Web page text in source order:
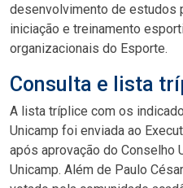
desenvolvimento de estudos
iniciação e treinamento
organizacionais do Esporte.
Consulta e lista
A lista tríplice com os
Unicamp foi enviada ao
após aprovação do Conselho
Unicamp. Além de Paulo